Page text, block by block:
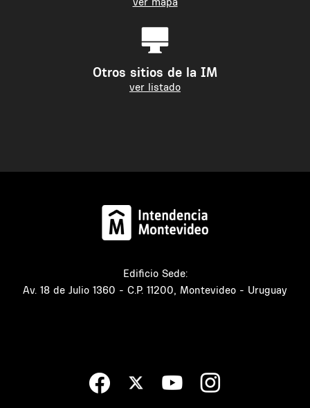
Otros sitios de la IM
ver listado
Edificio Sede:
Av. 18 de Julio 1360 - C.P. 11200, Montevideo - Uruguay